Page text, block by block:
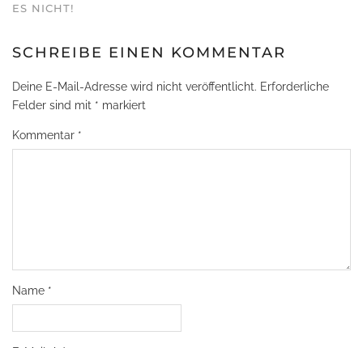
ES NICHT!
SCHREIBE EINEN KOMMENTAR
Deine E-Mail-Adresse wird nicht veröffentlicht. Erforderliche
Felder sind mit * markiert
Kommentar *
Name *